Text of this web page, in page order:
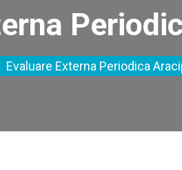
Evaluare Externa Periodica